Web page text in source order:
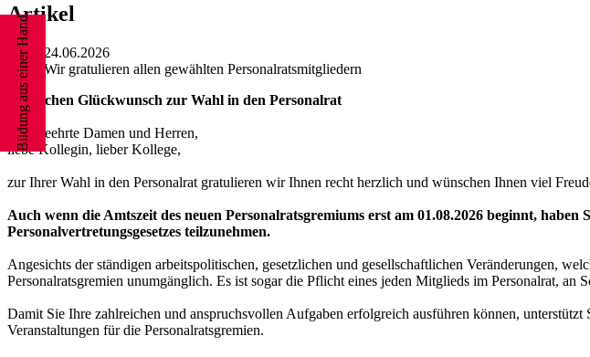
Bildung aus einer Hand
Artikel
24.06.2026
Wir gratulieren allen gewählten Personalratsmitgliedern
Herzlichen Glückwunsch zur Wahl in den Personalrat
Sehr geehrte Damen und Herren,
liebe Kollegin, lieber Kollege,
zur Ihrer Wahl in den Personalrat gratulieren wir Ihnen recht herzlich und wünschen Ihnen viel
Auch wenn die Amtszeit des neuen Personalratsgremiums erst am 01.08.2026 beginnt,
Personalvertretungsgesetzes teilzunehmen.
Angesichts der ständigen arbeitspolitischen, gesetzlichen und gesellschaftlichen Veränderungen,
Personalratsgremien unumgänglich. Es ist sogar die Pflicht eines jeden Mitglieds im Personalrat,
Damit Sie Ihre zahlreichen und anspruchsvollen Aufgaben erfolgreich ausführen können,
Veranstaltungen für die Personalratsgremien.